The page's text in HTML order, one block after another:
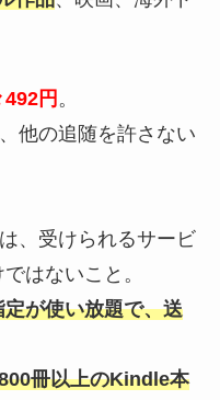
円 。
他の追随を許さない
、受けられるサービ
はないこと。
が使い放題で、送
冊以上のKindle本